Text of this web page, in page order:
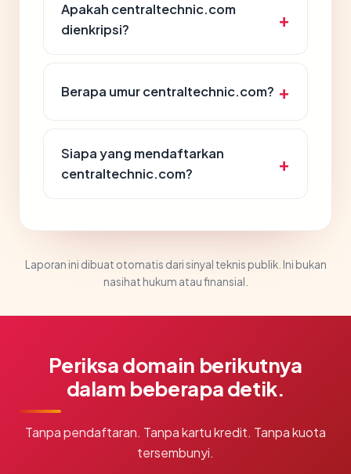
Apakah centraltechnic.com
dienkripsi?
Berapa umur centraltechnic.com?
Siapa yang mendaftarkan
centraltechnic.com?
Laporan ini dibuat otomatis dari sinyal teknis publik. Ini bukan
nasihat hukum atau finansial.
Periksa domain berikutnya
dalam beberapa detik.
Tanpa pendaftaran. Tanpa kartu kredit. Tanpa kuota
tersembunyi.